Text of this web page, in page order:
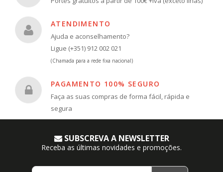
ATENDIMENTO
Ajuda e aconselhamento?
Ligue (+351) 912 002 021
(Chamada para a rede fixa nacional)
PAGAMENTO 100% SEGURO
Faça as suas compras de forma fácil, rápida e
segura
SUBSCREVA A NEWSLETTER
Receba as últimas novidades e promoções.